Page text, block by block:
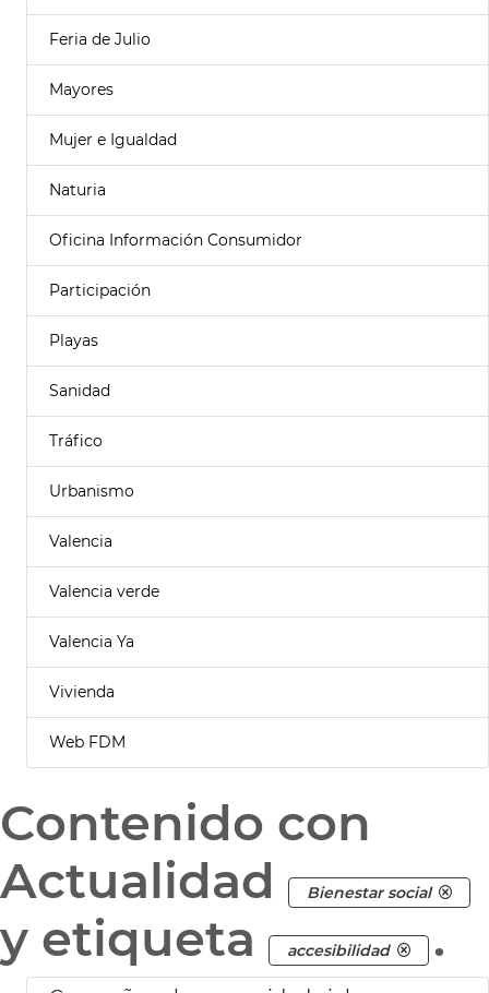
Feria de Julio
Mayores
Mujer e Igualdad
Naturia
Oficina Información Consumidor
Participación
Playas
Sanidad
Tráfico
Urbanismo
Valencia
Valencia verde
Valencia Ya
Vivienda
Web FDM
Contenido con
Actualidad
Bienestar social
y etiqueta accesibilidad .